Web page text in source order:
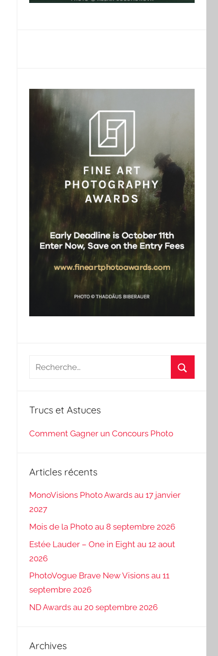
Recherche
Trucs et Astuces
Comment Gagner un Concours Photo
Articles récents
MonoVisions Photo Awards au 17 janvier
2027
Mois de la Photo au 8 septembre 2026
Estée Lauder – One in Eight au 12 aout
2026
PhotoVogue Brave New Visions au 11
septembre 2026
ND Awards au 20 septembre 2026
Archives